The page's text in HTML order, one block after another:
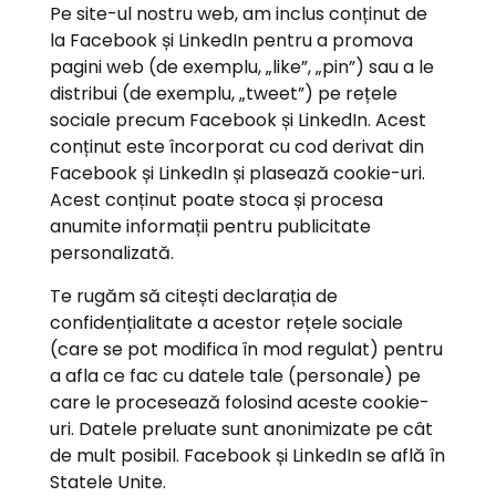
Pe site-ul nostru web, am inclus conținut de
la Facebook și LinkedIn pentru a promova
pagini web (de exemplu, „like”, „pin”) sau a le
distribui (de exemplu, „tweet”) pe rețele
sociale precum Facebook și LinkedIn. Acest
conținut este încorporat cu cod derivat din
Facebook și LinkedIn și plasează cookie-uri.
Acest conținut poate stoca și procesa
anumite informații pentru publicitate
personalizată.
Te rugăm să citești declarația de
confidențialitate a acestor rețele sociale
(care se pot modifica în mod regulat) pentru
a afla ce fac cu datele tale (personale) pe
care le procesează folosind aceste cookie-
uri. Datele preluate sunt anonimizate pe cât
de mult posibil. Facebook și LinkedIn se află în
Statele Unite.